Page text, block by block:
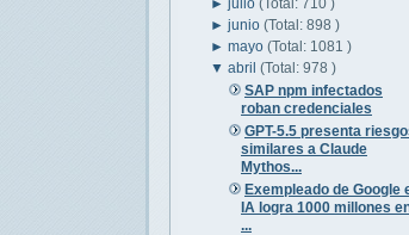
►junio(Total: 898 )
►mayo(Total: 1081 )
▼abril(Total: 978 )
SAP npm infectados
roban credenciales
GPT-5.5 presenta
similares a Claude
Mythos...
Exempleado de Google
IA logra 1000 millones
...